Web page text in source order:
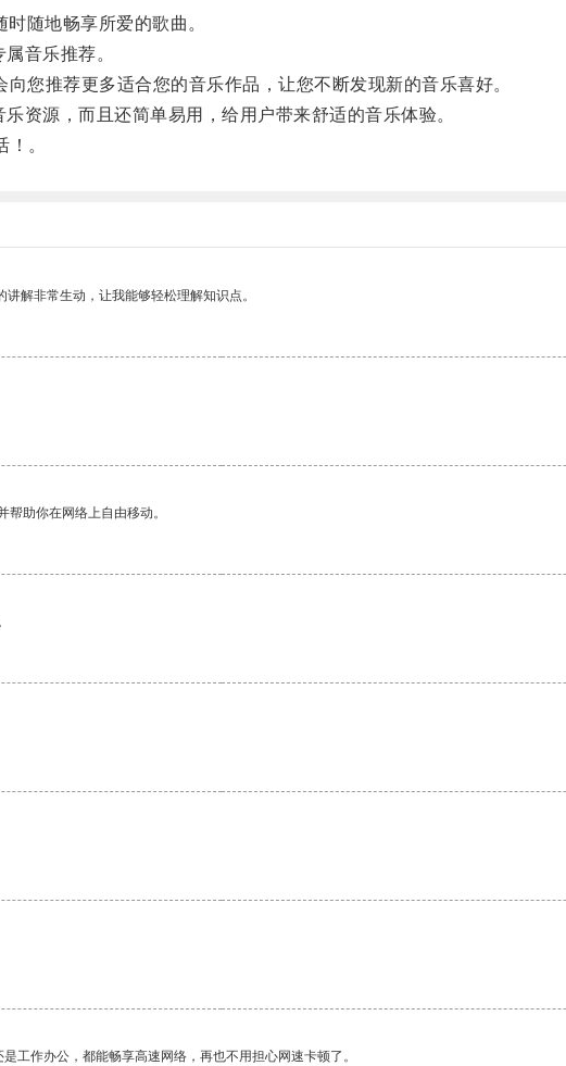
随地畅享所爱的歌曲。
音乐推荐。
推荐更多适合您的音乐作品，让您不断发现新的音乐喜好。
源，而且还简单易用，给用户带来舒适的音乐体验。
。
解非常生动，让我能够轻松理解知识点。
助你在网络上自由移动。
工作办公，都能畅享高速网络，再也不用担心网速卡顿了。